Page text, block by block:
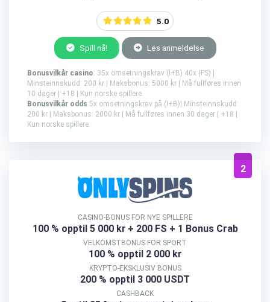
5.0
Spill nå! Les anmeldelse
Bonusvilkår casino: 35x omsetningskrav (I+B) 40x (FS) |
Minsteinnskudd: 200 kr | Maksbonus: 5000 kr | Må fullføres innen
10 dager | +18 | Kun norske spillere.
Bonusvilkår odds:5x omsetningskrav på (I+B)| Minsteinnskudd:
200 kr | Maksbonus: 2000 kr | Må fullføres innen 30 dager | +18 |
Kun norske spillere.
2
CASINO-BONUS FOR NYE SPILLERE
100 % opptil 5 000 kr + 200 FS + 1 Bonus Crab
VELKOMSTBONUS FOR SPORT
100 % opptil 2 000 kr
KRYPTO-EKSKLUSIV BONUS
200 % opptil 3 000 USDT
CASHBACK